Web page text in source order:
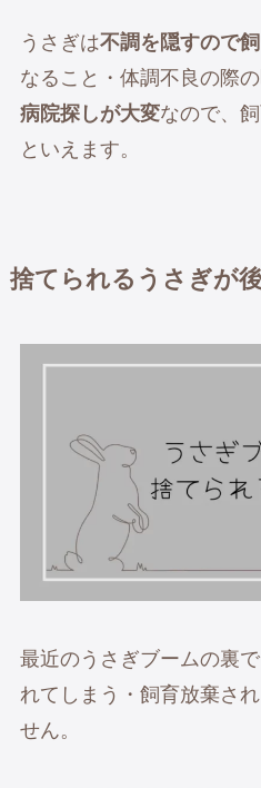
うさぎは不調を隠すので
なること・体調不良の際の
病院探しが大変なので、
といえます。
捨てられるうさぎが
最近のうさぎブームの裏
れてしまう・飼育放棄さ
せん。